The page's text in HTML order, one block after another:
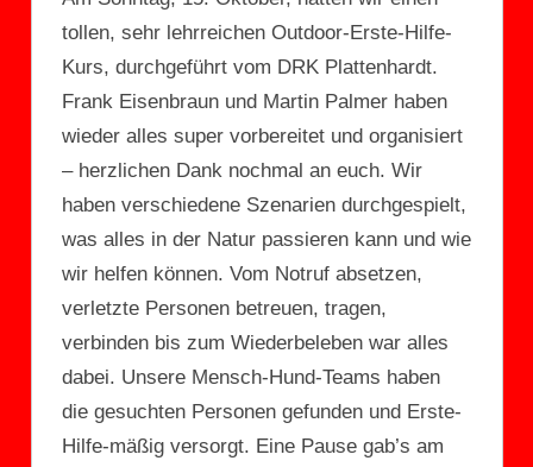
tollen, sehr lehrreichen Outdoor-Erste-Hilfe-
Kurs, durchgeführt vom DRK Plattenhardt.
Frank Eisenbraun und Martin Palmer haben
wieder alles super vorbereitet und organisiert
– herzlichen Dank nochmal an euch. Wir
haben verschiedene Szenarien durchgespielt,
was alles in der Natur passieren kann und wie
wir helfen können. Vom Notruf absetzen,
verletzte Personen betreuen, tragen,
verbinden bis zum Wiederbeleben war alles
dabei. Unsere Mensch-Hund-Teams haben
die gesuchten Personen gefunden und Erste-
Hilfe-mäßig versorgt. Eine Pause gab’s am